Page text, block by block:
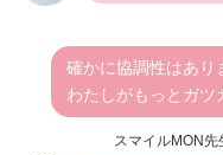
確かに協調性はあり
わたしがもっとガツ
スマイルMON先